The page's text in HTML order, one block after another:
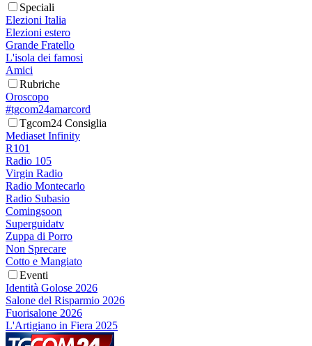
Speciali
Elezioni Italia
Elezioni estero
Grande Fratello
L'isola dei famosi
Amici
Rubriche
Oroscopo
#tgcom24amarcord
Tgcom24 Consiglia
Mediaset Infinity
R101
Radio 105
Virgin Radio
Radio Montecarlo
Radio Subasio
Comingsoon
Superguidatv
Zuppa di Porro
Non Sprecare
Cotto e Mangiato
Eventi
Identità Golose 2026
Salone del Risparmio 2026
Fuorisalone 2026
L'Artigiano in Fiera 2025